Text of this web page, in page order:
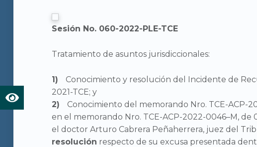
Sesión No. 060-2022-PLE-TCE
Tratamiento de asuntos jurisdiccionales:
Conocimiento y resolución del Incidente de
2021-TCE; y
Conocimiento del memorando Nro. TCE-ACP-
en el memorando Nro. TCE-ACP-2022-0046–M, de
el doctor Arturo Cabrera Peñaherrera, juez del
resolución respecto de su excusa presentada